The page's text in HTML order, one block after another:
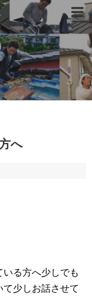
へ
る方へ少しでも
少しお話させて